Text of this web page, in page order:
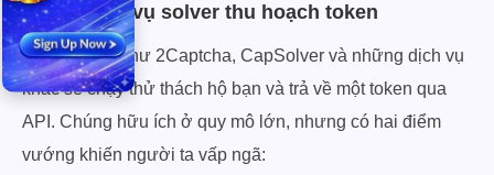
2. Các dịch vụ solver thu hoạch token
Các dịch vụ như 2Captcha, CapSolver và những dịch vụ
khác sẽ chạy thử thách hộ bạn và trả về một token qua
API. Chúng hữu ích ở quy mô lớn, nhưng có hai điểm
vướng khiến người ta vấp ngã: